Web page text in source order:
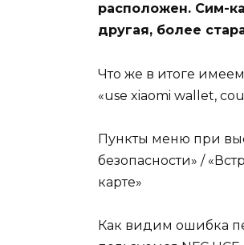
расположен. Сим-
другая, более
Что же в итоге
«use xiaomi wallet,
Пункты меню при
безопасности» /
карте»
Как видим ошибка